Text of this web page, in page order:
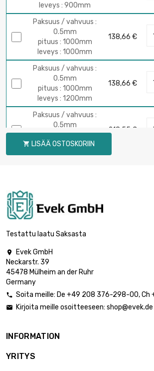
leveys : 900mm
Paksuus / vahvuus :
0.5mm
pituus : 1000mm
leveys : 1000mm
138,66 €
Paksuus / vahvuus :
0.5mm
pituus : 1000mm
leveys : 1200mm
138,66 €
Paksuus / vahvuus :
0.5mm
pituus : 1000mm
leveys : 1500mm
218,55 €
Paksuus / vahvuus :
leveys : 2000mm
pituus : 1000mm
leveys : 600mm
Paksuus / vahvuus :
leveys : 700mm
0.6mm
 LISÄÄ OSTOSKORIIN
Testattu laatu Saksasta

Evek GmbH
Neckarstr. 39
45478 Mülheim an der Ruhr
Germany
 Soita meille: De +49 208 376-298-00, Ch
 Kirjoita meille osoitteeseen: shop@evek.de
INFORMATION
YRITYS